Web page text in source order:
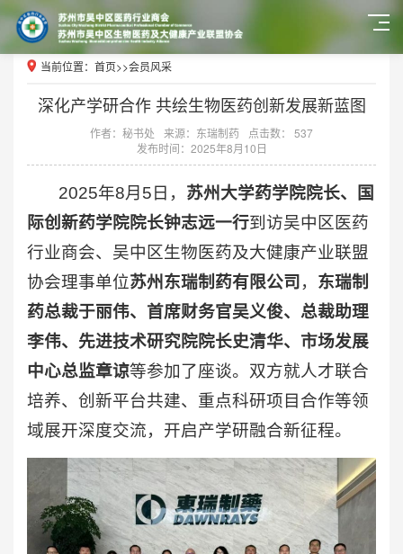
当前位置： 首页>>会员风采
深化产学研合作 共绘生物医药创新发展新蓝图
作者：秘书处 来源：东瑞制药
点击数： 537
发布时间：2025年8月10日
2025年8月5日， 苏州大学药学院院长、国
际创新药学院院长钟志远一行到访吴中区医药
行业商会、吴中区生物医药及大健康产业联盟
协会理事单位苏州东瑞制药有限公司 ， 东瑞制
药总裁于丽伟、首席财务官吴义俊、总裁助理
李伟、先进技术研究院院长史清华、市场发展
中心总监章谅等参加了座谈。双方就人才联合
培养、创新平台共建、重点科研项目合作等领
域展开深度交流，开启产学研融合新征程。